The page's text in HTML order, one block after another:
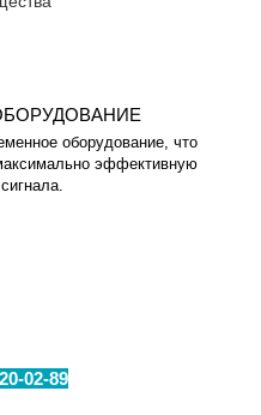
оборудование, что
эффективную
02-89